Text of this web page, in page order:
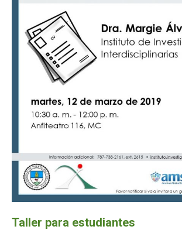
Taller para estudiantes